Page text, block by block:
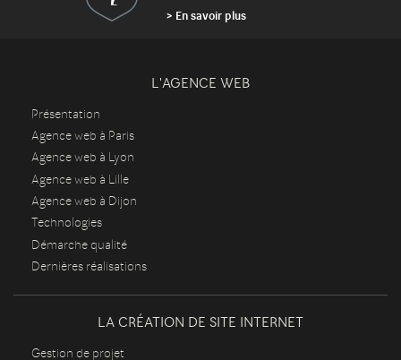
En savoir plus
L'AGENCE WEB
Présentation
Agence web à Paris
Agence web à Lyon
Agence web à Lille
Agence web à Dijon
Technologies
Démarche qualité
Dernières réalisations
LA CRÉATION DE SITE INTERNET
Gestion de projet